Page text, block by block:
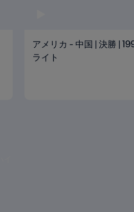
アメリカ - 中国 | 決勝 |
ライト